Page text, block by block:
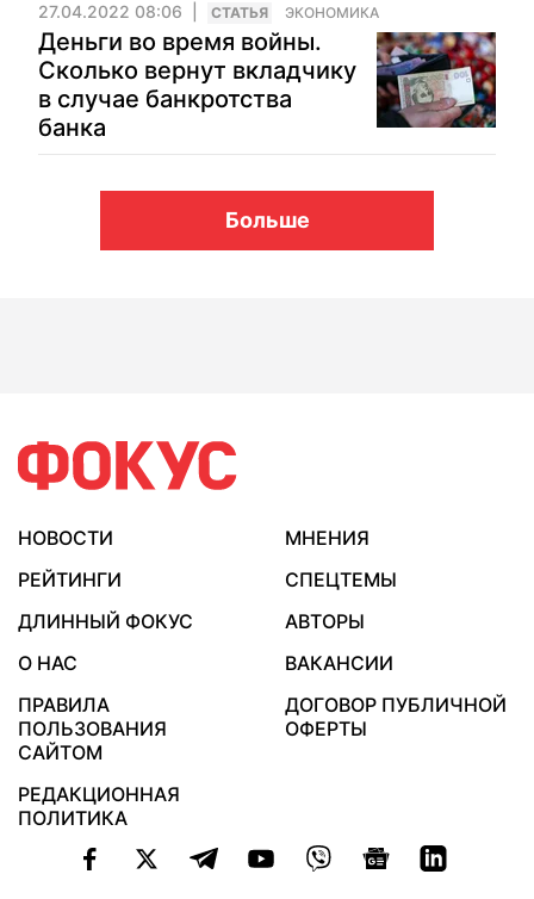
27.04.2022 08:06 CТАТЬЯ ЭКОНОМИКА
Деньги во время войны.
Сколько вернут вкладчику
в случае банкротства
банка
Больше
НОВОСТИ
МНЕНИЯ
РЕЙТИНГИ
СПЕЦТЕМЫ
ДЛИННЫЙ ФОКУС
АВТОРЫ
О НАС
ВАКАНСИИ
ПРАВИЛА
ПОЛЬЗОВАНИЯ
САЙТОМ
ДОГОВОР ПУБЛИЧНОЙ
ОФЕРТЫ
РЕДАКЦИОННАЯ
ПОЛИТИКА